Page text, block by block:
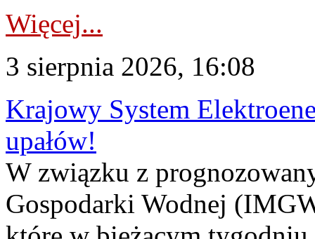
Więcej...
3 sierpnia 2026, 16:08
Krajowy System
upałów!
W związku z
Gospodarki Wodnej